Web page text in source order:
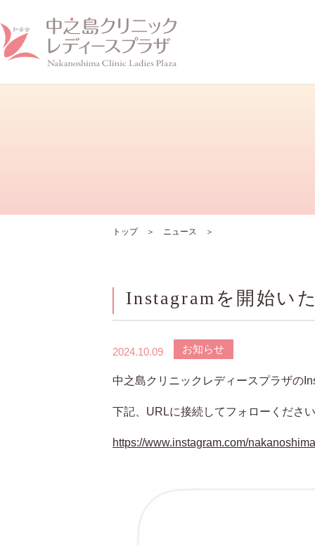
ホーム
トップ ニュース
Instagramを開始い
2024.10.09 お知らせ
中之島クリニックレディースプラザの
下記、URLに接続してフォローくださ
https://www.instagram.com/